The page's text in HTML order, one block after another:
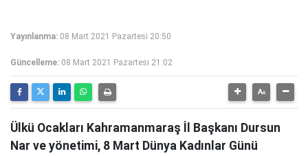
Yayınlanma: 08 Mart 2021 Pazartesi 20:50
Güncelleme: 08 Mart 2021 Pazartesi 21:02
Ülkü Ocakları Kahramanmaraş İl Başkanı Dursun
Nar ve yönetimi, 8 Mart Dünya Kadınlar Günü